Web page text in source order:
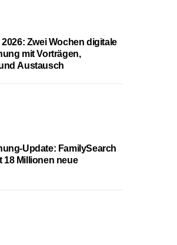
Zwei Wochen digitale
mit Vorträgen,
Austausch
Update: FamilySearch
18 Millionen neue